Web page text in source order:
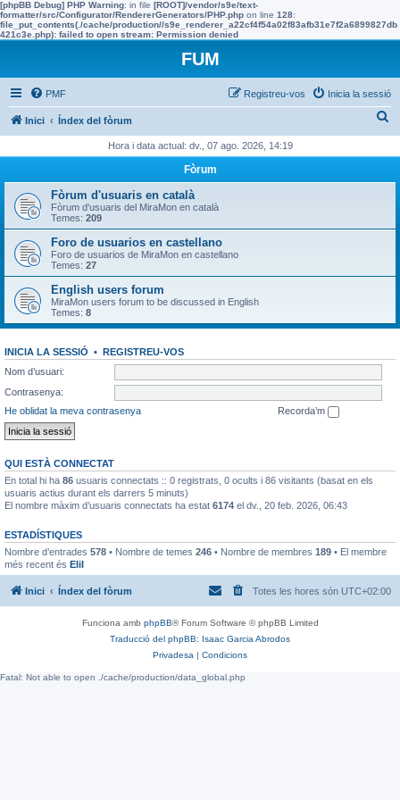
[phpBB Debug] PHP Warning: in file [ROOT]/vendor/s9e/text-
formatter/src/Configurator/RendererGenerators/PHP.php on line 128:
file_put_contents(./cache/production//s9e_renderer_a22cf4f54a02f83afb31e7f2a6899827db
421c3e.php): failed to open stream: Permission denied
FUM
PMF Inicia la sessió
Registreu-vos
Inici Índex del fòrum
c
Hora i data actual: dv., 07 ago. 2026, 14:19
Fòrum
Fòrum d'usuaris en català
Fòrum d'usuaris del MiraMon en català
Temes: 209
Foro de usuarios en castellano
Foro de usuarios de MiraMon en castellano
Temes: 27
English users forum
MiraMon users forum to be discussed in English
Temes: 8
INICIA LA SESSIÓ • REGISTREU-VOS
Nom d’usuari:
Contrasenya:
He oblidat la meva contrasenya
Recorda’m
QUI ESTÀ CONNECTAT
En total hi ha 86 usuaris connectats :: 0 registrats, 0 ocults i 86 visitants (basat en els
usuaris actius durant els darrers 5 minuts)
El nombre màxim d’usuaris connectats ha estat 6174 el dv., 20 feb. 2026, 06:43
ESTADÍSTIQUES
Nombre d’entrades 578 • Nombre de temes 246 • Nombre de membres 189 • El membre
més recent és EliI
Inici Índex del fòrum Totes les hores són UTC+02:00
Funciona amb phpBB® Forum Software © phpBB Limited
Traducció del phpBB: Isaac Garcia Abrodos
Privadesa | Condicions
Fatal: Not able to open ./cache/production/data_global.php